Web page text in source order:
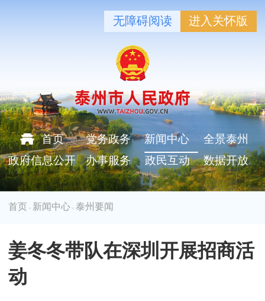
无障碍阅读 进入关怀版
首页 党务政务 新闻中心
全景泰州
政府信息公开
办事服务 政民互动 数据开放
首页 > 新闻中心 >泰州要闻
姜冬冬带队在深圳开展招商活
动